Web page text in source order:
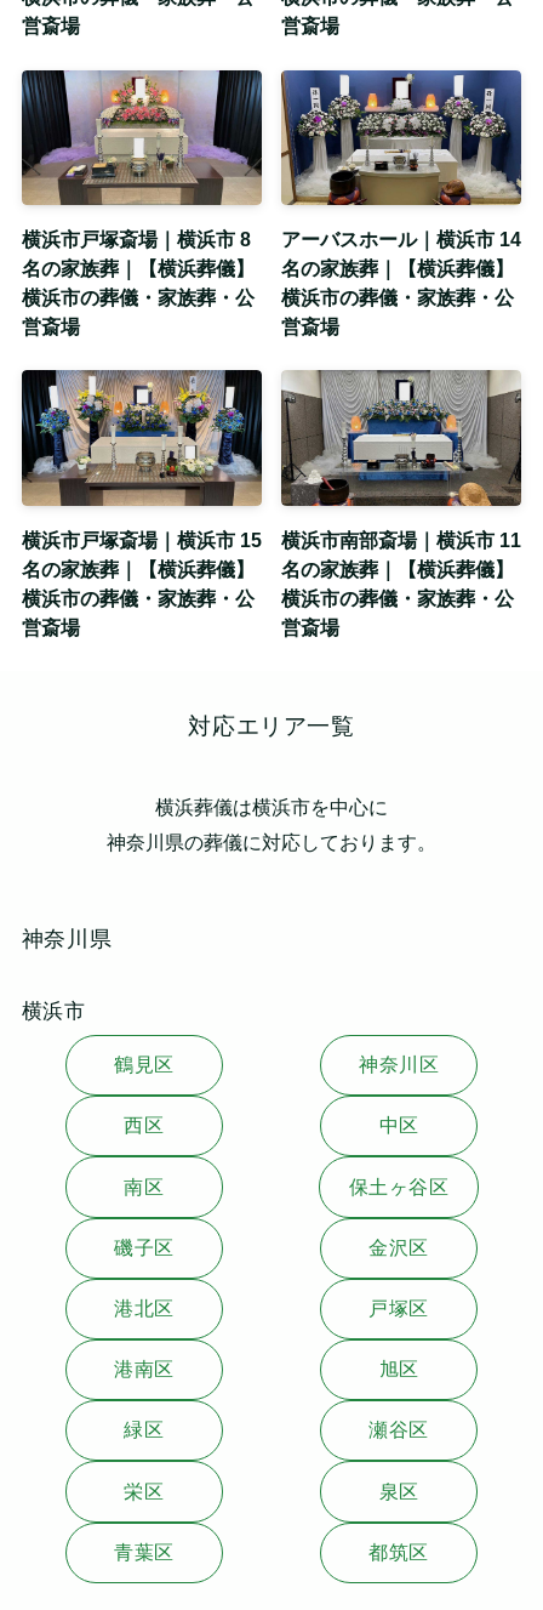
営斎場
営斎場
横浜市戸塚斎場｜横浜市 8
名の家族葬｜【横浜葬儀】
横浜市の葬儀・家族葬・公
営斎場
アーバスホール｜横浜市 14
名の家族葬｜【横浜葬儀】
横浜市の葬儀・家族葬・公
営斎場
横浜市戸塚斎場｜横浜市 15
名の家族葬｜【横浜葬儀】
横浜市の葬儀・家族葬・公
営斎場
横浜市南部斎場｜横浜市 11
名の家族葬｜【横浜葬儀】
横浜市の葬儀・家族葬・公
営斎場
対応エリア一覧
横浜葬儀は横浜市を中心に
神奈川県の葬儀に対応しております。
神奈川県
横浜市
鶴見区 神奈川区
西区 中区
南区 保土ヶ谷区
磯子区 金沢区
港北区 戸塚区
港南区 旭区
緑区 瀬谷区
栄区 泉区
青葉区 都筑区